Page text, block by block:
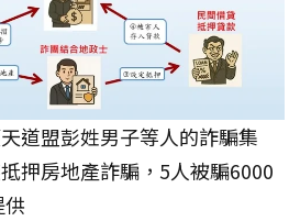
道盟彭姓男子等人的詐騙集
押房地產詐騙，5人被騙6000